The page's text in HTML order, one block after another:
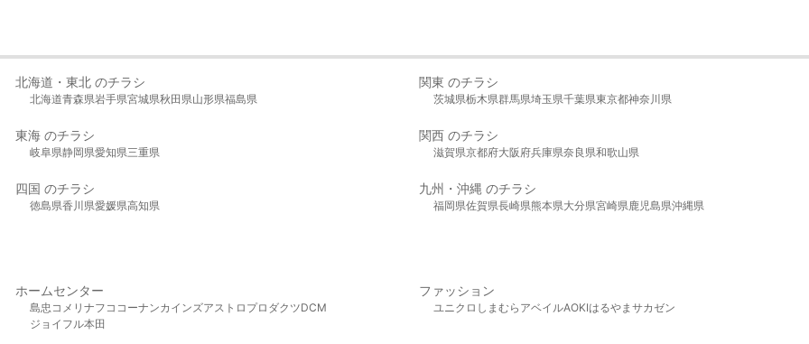
北海道・東北 のチラシ
北海道青森県岩手県宮城県秋田県山形県福島県
関東 のチラシ
茨城県栃木県群馬県埼玉県千葉県東京都神奈川県
東海 のチラシ
岐阜県静岡県愛知県三重県
関西 のチラシ
滋賀県京都府大阪府兵庫県奈良県和歌山県
四国 のチラシ
徳島県香川県愛媛県高知県
九州・沖縄 のチラシ
福岡県佐賀県長崎県熊本県大分県宮崎県鹿児島県沖縄県
ホームセンター
島忠 コメリ ナフコ コーナンカインズアストロプロダクツDCM
ジョイフル本田
ファッション
ユニクロ しまむら アベイルAOKIはるやま サカゼン